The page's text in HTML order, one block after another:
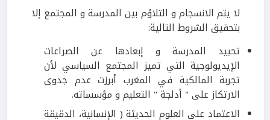
لا يتم الانسجام و التلاؤم بين المدرسة و المجتمع إلا
بتحقيق الشروط التالية:
تحييد المدرسة و إبعادها عن الصراعات
الإيديولوجية التي تميز المجتمع السياسي لأن
تجربة المالكية في المغرب أبرزت عدم جدوى
الارتكاز على " أدلجة " التعليم و مؤسساته.
الاعتماد على العلوم الحديثة ( الإنسانية، الدقيقة